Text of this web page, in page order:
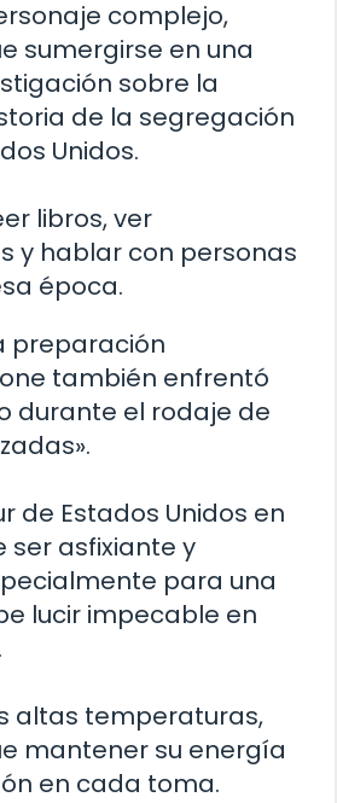
complejo,
sumergirse en una
sobre la
de la segregación
Unidos.
libros, ver
y hablar con personas
época.
preparación
también enfrentó
durante el rodaje de
de Estados Unidos en
ser asfixiante y
para una
lucir impecable en
altas temperaturas,
mantener su energía
en cada toma.